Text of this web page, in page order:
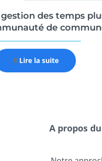
gestion des temps
de
Lire la suite
A propos